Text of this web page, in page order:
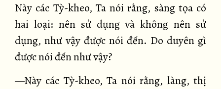
Này các Tỳ-kheo, Ta nói rằng, sàng tọa có
hai loại: nên sử dụng và không nên sử
dụng, như vậy được nói đến. Do duyên gì
được nói đến như vậy?
—Này các Tỳ-kheo, Ta nói rằng, làng, thị